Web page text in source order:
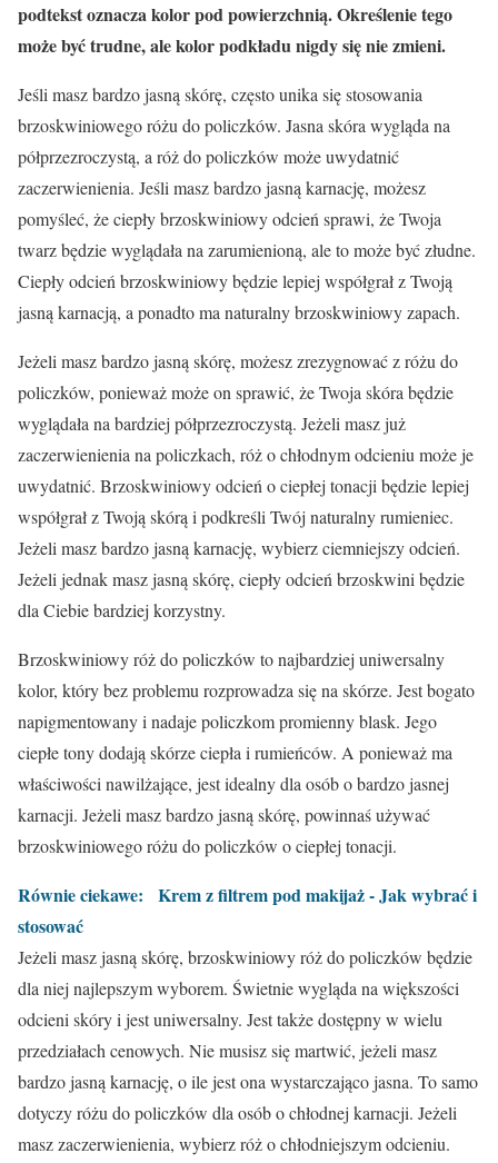
podtekst oznacza kolor pod powierzchnią. Określenie tego
może być trudne, ale kolor podkładu nigdy się nie zmieni.
Jeśli masz bardzo jasną skórę, często unika się stosowania
brzoskwiniowego różu do policzków. Jasna skóra wygląda na
półprzezroczystą, a róż do policzków może uwydatnić
zaczerwienienia. Jeśli masz bardzo jasną karnację, możesz
pomyśleć, że ciepły brzoskwiniowy odcień sprawi, że Twoja
twarz będzie wyglądała na zarumienioną, ale to może być złudne.
Ciepły odcień brzoskwiniowy będzie lepiej współgrał z Twoją
jasną karnacją, a ponadto ma naturalny brzoskwiniowy zapach.
Jeżeli masz bardzo jasną skórę, możesz zrezygnować z różu do
policzków, ponieważ może on sprawić, że Twoja skóra będzie
wyglądała na bardziej półprzezroczystą. Jeżeli masz już
zaczerwienienia na policzkach, róż o chłodnym odcieniu może je
uwydatnić. Brzoskwiniowy odcień o ciepłej tonacji będzie lepiej
współgrał z Twoją skórą i podkreśli Twój naturalny rumieniec.
Jeżeli masz bardzo jasną karnację, wybierz ciemniejszy odcień.
Jeżeli jednak masz jasną skórę, ciepły odcień brzoskwini będzie
dla Ciebie bardziej korzystny.
Brzoskwiniowy róż do policzków to najbardziej uniwersalny
kolor, który bez problemu rozprowadza się na skórze. Jest bogato
napigmentowany i nadaje policzkom promienny blask. Jego
ciepłe tony dodają skórze ciepła i rumieńców. A ponieważ ma
właściwości nawilżające, jest idealny dla osób o bardzo jasnej
karnacji. Jeżeli masz bardzo jasną skórę, powinnaś używać
brzoskwiniowego różu do policzków o ciepłej tonacji.
Równie ciekawe:
Krem z filtrem pod makijaż - Jak wybrać i
stosować
Jeżeli masz jasną skórę, brzoskwiniowy róż do policzków będzie
dla niej najlepszym wyborem. Świetnie wygląda na większości
odcieni skóry i jest uniwersalny. Jest także dostępny w wielu
przedziałach cenowych. Nie musisz się martwić, jeżeli masz
bardzo jasną karnację, o ile jest ona wystarczająco jasna. To samo
dotyczy różu do policzków dla osób o chłodnej karnacji. Jeżeli
masz zaczerwienienia, wybierz róż o chłodniejszym odcieniu.